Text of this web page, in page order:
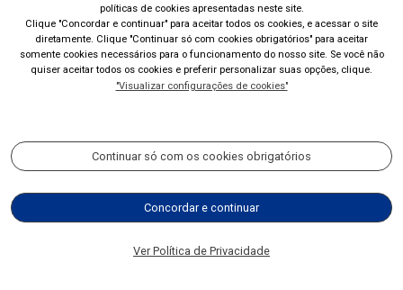
políticas de cookies apresentadas neste site.
Clique "Concordar e continuar" para aceitar todos os cookies, e acessar o site
diretamente. Clique "Continuar só com cookies obrigatórios" para aceitar
somente cookies necessários para o funcionamento do nosso site. Se você não
quiser aceitar todos os cookies e preferir personalizar suas opções, clique.
"Visualizar configurações de cookies"
Continuar só com os cookies obrigatórios
Concordar e continuar
Ver Política de Privacidade
Prefeitura Municipal de Esteio(RS)
Acompanhe nossas redes sociais: